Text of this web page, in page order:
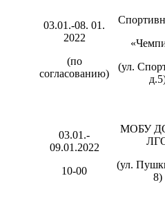
03.01.-08. 01.
2022
(по
согласованию)
(ул.
03.01.-
09.01.2022
10-00
МОБУ
(ул.
8)